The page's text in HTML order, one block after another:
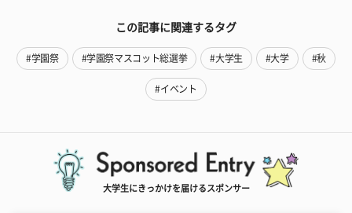
この記事に関連するタグ
#学園祭 #学園祭マスコット総選挙 #大学生 #大学 #秋
#イベント
大学生にきっかけを届けるスポンサー